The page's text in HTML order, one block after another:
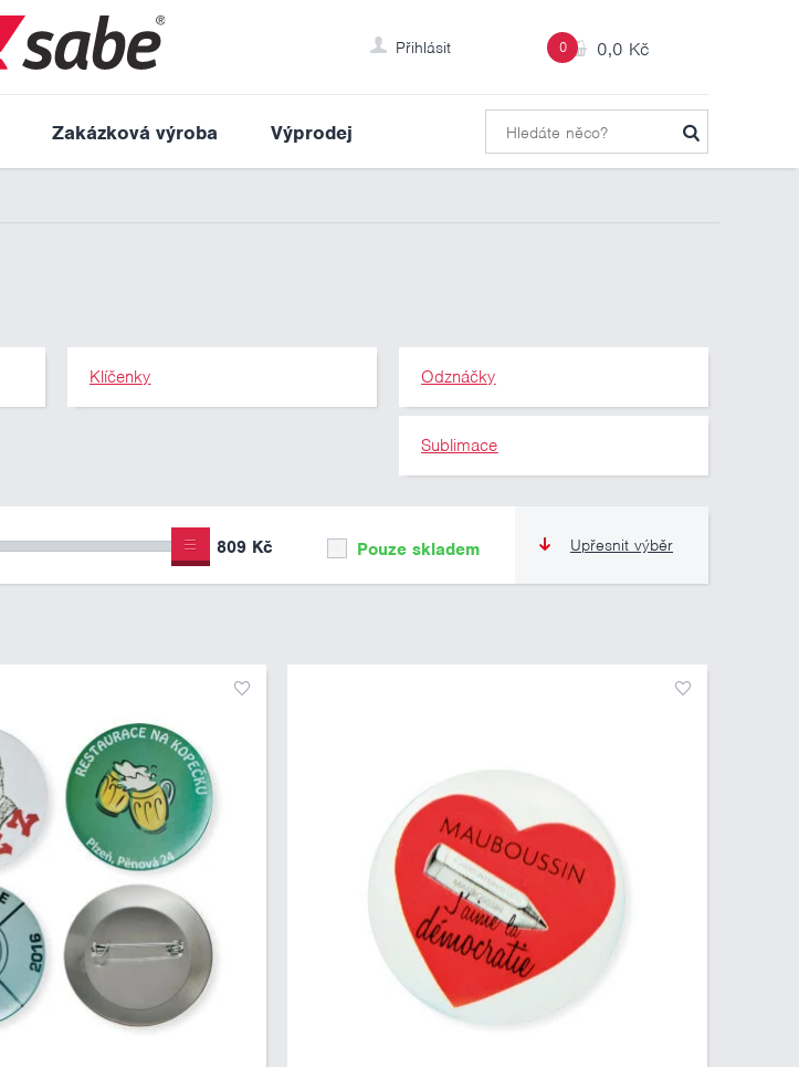
0 0,0 Kč
Přihlásit
Zakázková výroba Výprodej
Klíčenky Odznáčky
Sublimace
Upřesnit výběr
Pouze skladem
809 Kč